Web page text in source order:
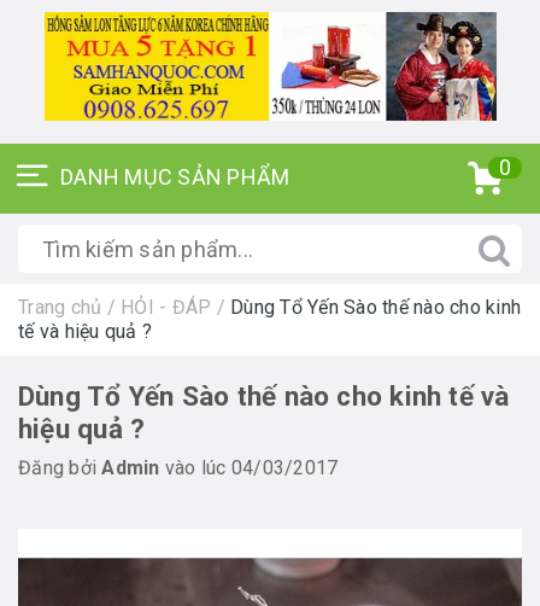
0
Trang chủ / HỎI - ĐÁP / Dùng Tổ Yến Sào thế nào cho kinh
tế và hiệu quả ?
Dùng Tổ Yến Sào thế nào cho kinh tế và
hiệu quả ?
Đăng bởiAdmin vào lúc 04/03/2017